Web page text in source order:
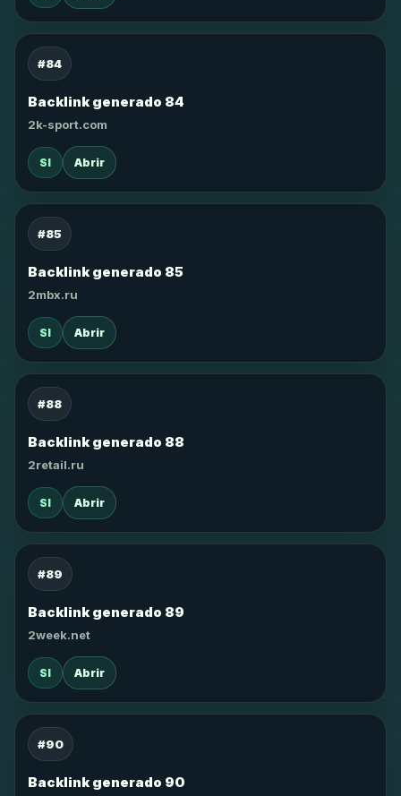
#84
Backlink generado 84
2k-sport.com
SI Abrir
#85
Backlink generado 85
2mbx.ru
SI Abrir
#88
Backlink generado 88
2retail.ru
SI Abrir
#89
Backlink generado 89
2week.net
SI Abrir
#90
Backlink generado 90